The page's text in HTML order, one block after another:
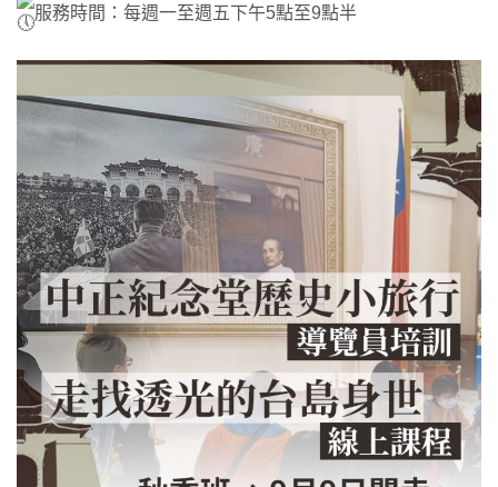
服務時間：每週一至週五下午5點至9點半